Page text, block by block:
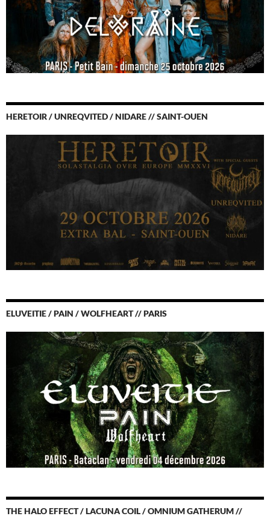
HERETOIR / UNREQVITED / NIDARE // SAINT-OUEN
ELUVEITIE / PAIN / WOLFHEART // PARIS
THE HALO EFFECT / LACUNA COIL / OMNIUM GATHERUM //